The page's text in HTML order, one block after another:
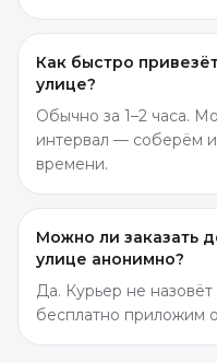
Как быстро
улице?
Обычно за 1–2 часа.
интервал — соберём
времени.
Можно ли заказать
улице анонимно?
Да. Курьер не
бесплатно приложим